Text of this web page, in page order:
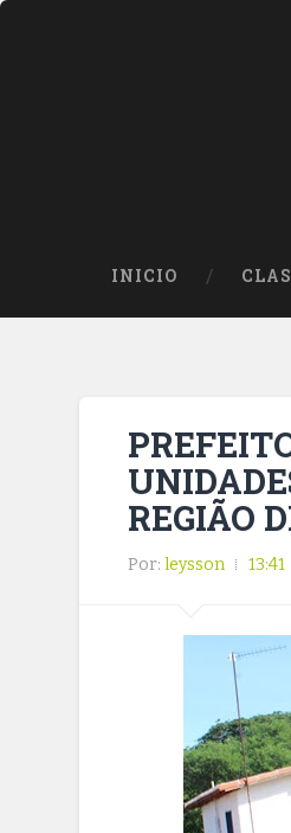
INICIO
REGIÃO
Por:leysson 13:41